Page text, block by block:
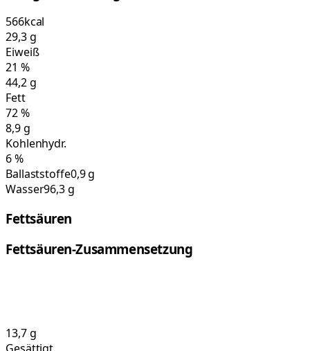
566kcal
29,3g
Eiweiß
21 %
44,2g
Fett
72%
8,9g
Kohlenhydr.
6%
Ballaststoffe0,9 g
Wasser96,3 g
Fettsäuren
Fettsäuren-Zusammensetzung
13,7g